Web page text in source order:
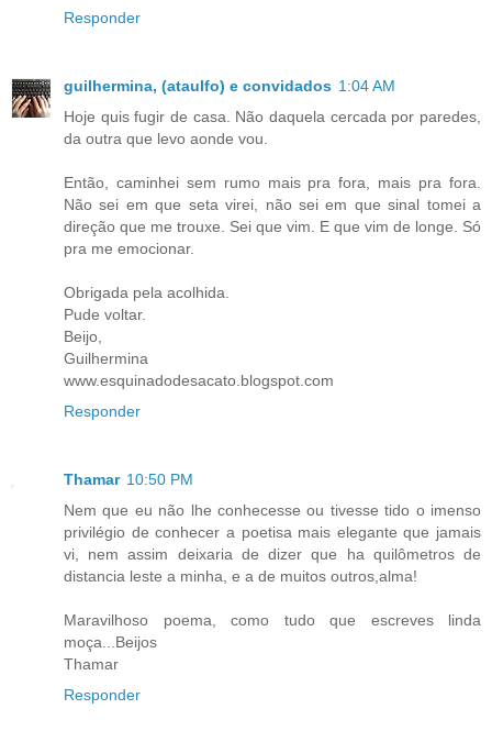
Responder
guilhermina, (ataulfo) e convidados 1:04 AM
Hoje quis fugir de casa. Não daquela cercada por paredes,
da outra que levo aonde vou.
Então, caminhei sem rumo mais pra fora, mais pra fora.
Não sei em que seta virei, não sei em que sinal tomei a
direção que me trouxe. Sei que vim. E que vim de longe. Só
pra me emocionar.
Obrigada pela acolhida.
Pude voltar.
Beijo,
Guilhermina
www.esquinadodesacato.blogspot.com
Responder
Thamar 10:50 PM
Nem que eu não lhe conhecesse ou tivesse tido o imenso
privilégio de conhecer a poetisa mais elegante que jamais
vi, nem assim deixaria de dizer que ha quilômetros de
distancia leste a minha, e a de muitos outros,alma!
Maravilhoso poema, como tudo que escreves linda
moça...Beijos
Thamar
Responder